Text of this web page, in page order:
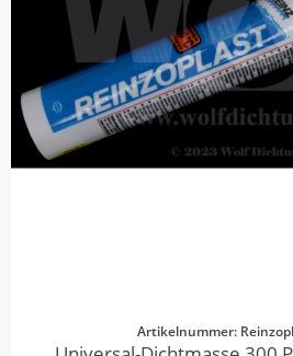
Artikelnummer: